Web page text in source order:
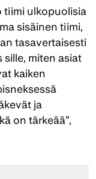
tiimi ulkopuolisia
sisäinen tiimi,
tasavertaisesti
sille, miten asiat
kaiken
ja
on tärkeää”,